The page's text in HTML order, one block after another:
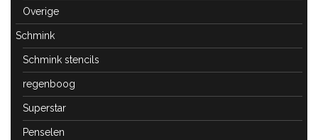
Overige
Schmink
Schmink stencils
regenboog
Superstar
Penselen